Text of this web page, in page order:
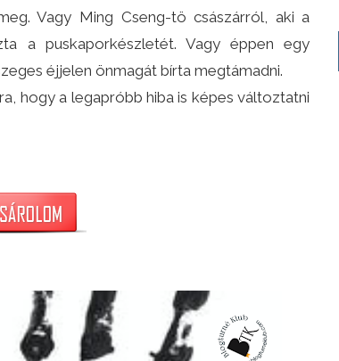
Vagy Ming Cseng-tö császárról, aki a
a puskaporkészletét. Vagy éppen egy
éjjelen önmagát bírta megtámadni.
hogy a legapróbb hiba is képes változtatni